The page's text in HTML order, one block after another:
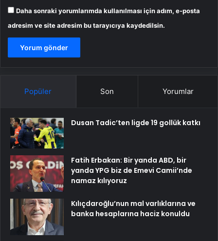
Daha sonraki yorumlarımda kullanılması için adım, e-posta
adresim ve site adresim bu tarayıcıya kaydedilsin.
Popüler Son Yorumlar
Dusan Tadic’ten ligde 19 gollük katkı
Fatih Erbakan: Bir yanda ABD, bir
yanda YPG biz de Emevi Camii’nde
namaz kılıyoruz
Kılıçdaroğlu’nun mal varlıklarına ve
banka hesaplarına haciz konuldu